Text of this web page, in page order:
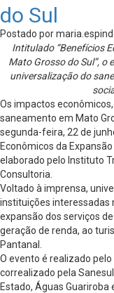
do Sul
Postado por
Intitulado “Benefícios
Mato Grosso do Sul”, o
universalização do
Os impactos
saneamento em Mato
segunda-feira, 22 de
Econômicos da
elaborado pelo Instituto
Consultoria.
Voltado à imprensa,
instituições interessadas
expansão dos serviços
geração de renda, ao
Pantanal.
O evento é realizado
correalizado pela
Estado, Águas